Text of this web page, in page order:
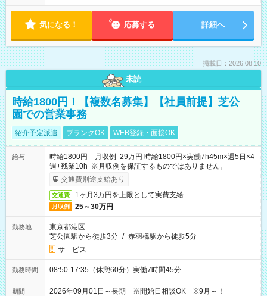
気になる！ 応募する 詳細へ
掲載日：2026.08.10
未読
時給1800円！【複数名募集】【社員前提】芝公
園での営業事務
紹介予定派遣 ブランクOK WEB登録・面接OK
給与
時給1800円 月収例 29万円 時給1800円×実働7h45m×週5日×4
週+残業10h ※月収例を保証するものではありません。
交通費別途支給あり
交通費 1ヶ月3万円を上限として実費支給
月収例 25～30万円
勤務地
東京都港区
芝公園駅から徒歩3分 / 赤羽橋駅から徒歩5分
サ－ビス
勤務時間 08:50-17:35（休憩60分）実働7時間45分
期間 2026年09月01日～長期 ※開始日相談OK ※9月～！